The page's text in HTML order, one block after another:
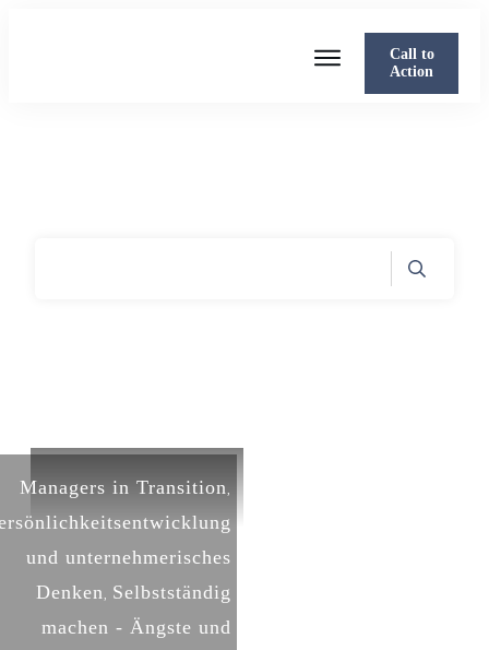
Mit mir arbeiten
Call to
Action
Managers in Transition
und unternehmerisches
Denken Selbstständig
machen - Ängste und